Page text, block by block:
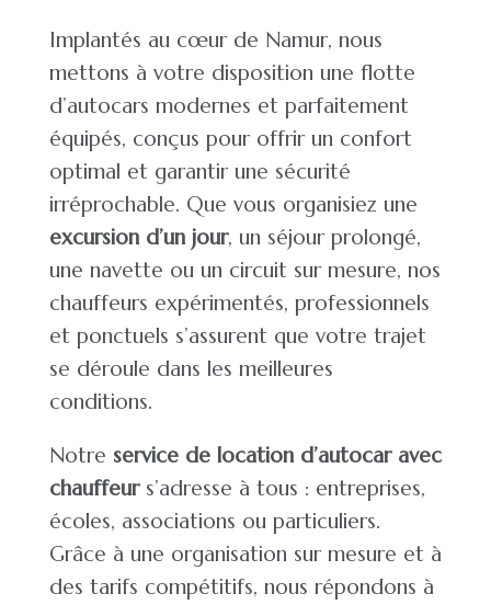
Implantés au cœur de Namur, nous
mettons à votre disposition une flotte
d’autocars modernes et parfaitement
équipés, conçus pour offrir un confort
optimal et garantir une sécurité
irréprochable. Que vous organisiez une
excursion d’un jour, un séjour prolongé,
une navette ou un circuit sur mesure, nos
chauffeurs expérimentés, professionnels
et ponctuels s’assurent que votre trajet
se déroule dans les meilleures
conditions.
Notre service de location d’autocar avec
chauffeurs’adresse à tous : entreprises,
écoles, associations ou particuliers.
Grâce à une organisation sur mesure et à
des tarifs compétitifs, nous répondons à